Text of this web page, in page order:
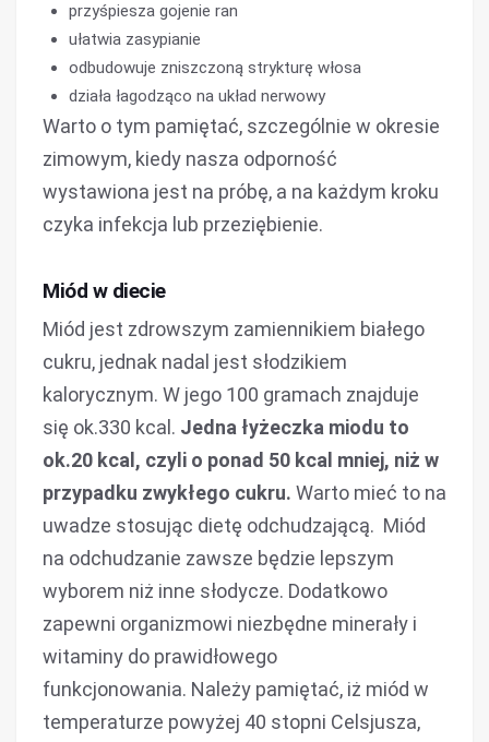
przyśpiesza gojenie ran
ułatwia zasypianie
odbudowuje zniszczoną strykturę włosa
działa łagodząco na układ nerwowy
Warto o tym pamiętać, szczególnie w okresie
zimowym, kiedy nasza odporność
wystawiona jest na próbę, a na każdym kroku
czyka infekcja lub przeziębienie.
Miód w diecie
Miód jest zdrowszym zamiennikiem białego
cukru, jednak nadal jest słodzikiem
kalorycznym. W jego 100 gramach znajduje
się ok.330 kcal. Jedna łyżeczka miodu to
ok.20 kcal, czyli o ponad 50 kcal mniej, niż w
przypadku zwykłego cukru. Warto mieć to na
uwadze stosując dietę odchudzającą. Miód
na odchudzanie zawsze będzie lepszym
wyborem niż inne słodycze. Dodatkowo
zapewni organizmowi niezbędne minerały i
witaminy do prawidłowego
funkcjonowania. Należy pamiętać, iż miód w
temperaturze powyżej 40 stopni Celsjusza,